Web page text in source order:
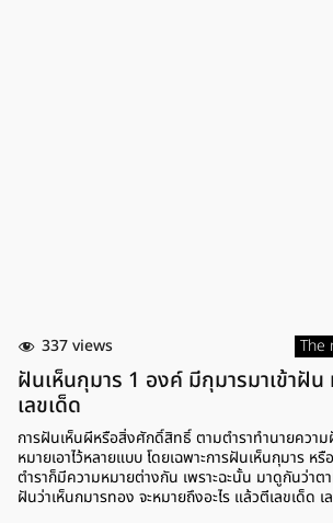
337 views The
ฝันเห็นกุมาร 1 องค์ มีกุมารมาเข้าฝัน
เลขเด็ด
การฝันเห็นผีหรือสิ่งศักดิ์สิทธิ์ ตามตำราทำนายควา
หมายเอาไว้หลายแบบ โดยเฉพาะการฝันเห็นกุมาร ห
ตำราก็มีความหมายต่างกัน เพราะฉะนั้น มาดูกันว่าต
ฝันว่าเห็นกุมารทอง จะหมายถึงอะไร แล้วตีเลขเด็ด เล